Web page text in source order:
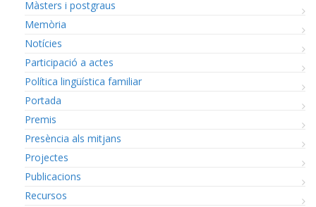
Màsters i postgraus
Memòria
Notícies
Participació a actes
Política lingüística familiar
Portada
Premis
Presència als mitjans
Projectes
Publicacions
Recursos